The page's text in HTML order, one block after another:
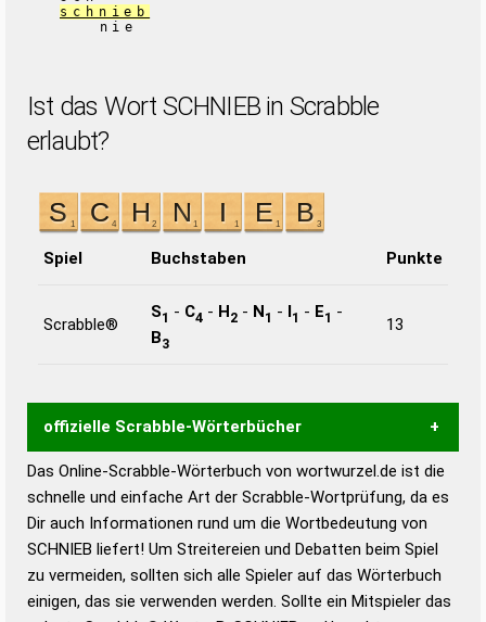
schnieb
nie
Ist das Wort SCHNIEB in Scrabble
erlaubt?
Spiel Buchstaben Punkte
Scrabble®
S1 - C4 - H2 - N1 - I1 - E1 -
B3
13
offizielle Scrabble-Wörterbücher
Wortwurzel liefert mit Hilfe eines semantischen
Wortanalyse-Algorithmus gute Anhaltspunkte zu
Wortbedeutung, Worttrennung und Wortform, um die
Gültigkeit eines Wortes für das Scrabble-Spiel zu
bestimmen!
zugelassene Turnier Scrabble-
Wörterbücher sind:
Das Online-Scrabble-Wörterbuch von wortwurzel.de ist die
schnelle und einfache Art der Scrabble-Wortprüfung, da es
Dir auch Informationen rund um die Wortbedeutung von
SCHNIEB liefert! Um Streitereien und Debatten beim Spiel
zu vermeiden, sollten sich alle Spieler auf das Wörterbuch
einigen, das sie verwenden werden. Sollte ein Mitspieler das